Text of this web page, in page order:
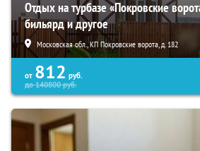
Отдых на турбазе «Покровские
бильярд и другое
Московская обл., КП Покровские ворота, д. 182
от 812 руб.
до140800руб.